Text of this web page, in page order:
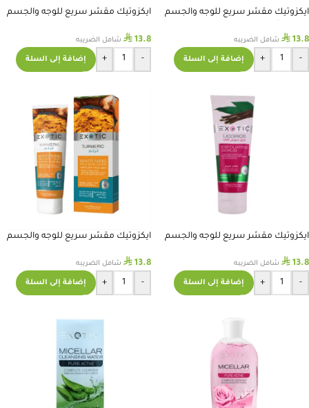
ايكزوتيك مقشر سريع للوجه والجسم
⃁ 13.8 شامل الضريبه
-
+ إضافة إلى السلة
ايكزوتيك مقشر سريع للوجه والجسم
⃁ 13.8 شامل الضريبه
-
+ إضافة إلى السلة
ايكزوتيك مقشر سريع للوجه والجسم
⃁ 13.8 شامل الضريبه
-
+ إضافة إلى السلة
ايكزوتيك مقشر سريع للوجه والجسم
⃁ 13.8 شامل الضريبه
-
+ إضافة إلى السلة